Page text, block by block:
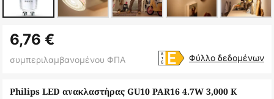
στην
αρχή
συλλογής
Philips LED ανακλαστήρας GU10 PAR16 4.7W 3,000 K
6,76 €
συμπεριλαμβανομένου ΦΠΑ Φύλλο δεδομένων